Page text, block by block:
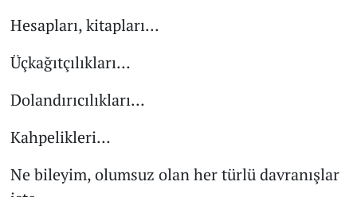
Hesapları, kitapları…
Üçkağıtçılıkları…
Dolandırıcılıkları…
Kahpelikleri…
Ne bileyim, olumsuz olan her türlü davranışlar